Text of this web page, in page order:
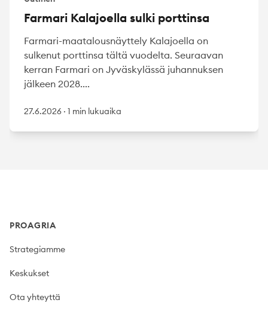
Farmari Kalajoella sulki porttinsa
Farmari-maatalousnäyttely Kalajoella on
sulkenut porttinsa tältä vuodelta. Seuraavan
kerran Farmari on Jyväskylässä juhannuksen
jälkeen 2028....
27.6.2026 · 1 min lukuaika
PROAGRIA
Strategiamme
Keskukset
Ota yhteyttä